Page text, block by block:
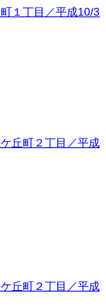
１丁目／平成10/3
丘町２丁目／平成
丘町２丁目／平成